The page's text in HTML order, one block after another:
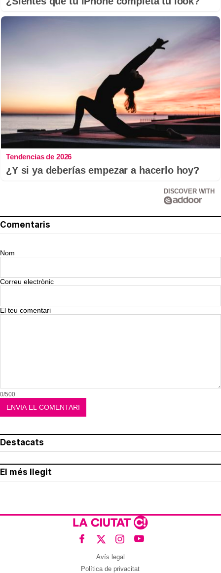
Tendencias de 2026
¿Y si ya deberías empezar a hacerlo hoy?
DISCOVER WITH
Comentaris
Nom
Correu electrònic
El teu comentari
0/500
Destacats
El més llegit
Avís legal
Política de privacitat